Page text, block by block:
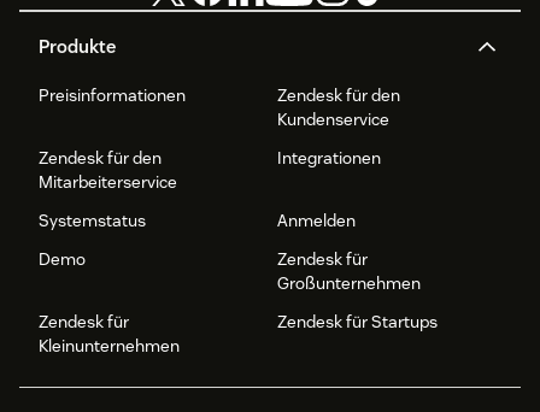
Produkte
Preisinformationen
Zendesk für den
Kundenservice
Zendesk für den
Mitarbeiterservice
Integrationen
Systemstatus
Anmelden
Demo
Zendesk für
Großunternehmen
Zendesk für
Kleinunternehmen
Zendesk für Startups